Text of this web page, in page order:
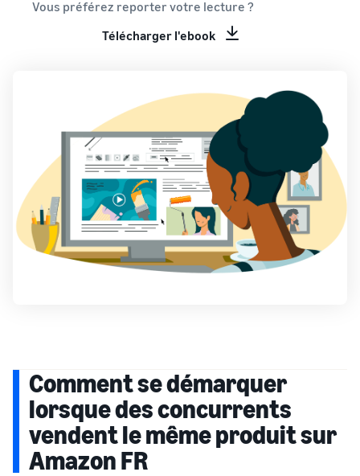
Vous préférez reporter votre lecture ?
Télécharger l'ebook
Comment se démarquer
lorsque des concurrents
vendent le même produit sur
Amazon FR